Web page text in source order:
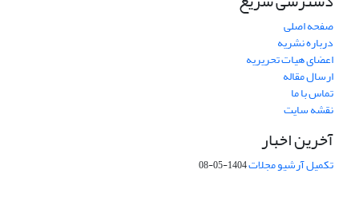
صفحه اصلی
درباره نشریه
اعضای هیات تحریریه
ارسال مقاله
تماس با ما
نقشه سایت
آخرین اخبار
تکمیل آرشیو مجلات1404-05-08